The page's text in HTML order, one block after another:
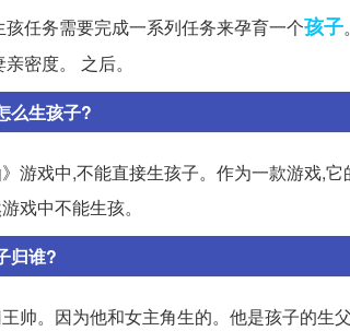
任务需要完成一系列任务来孕育一个孩子
密度。 之后。
么生孩子?
游戏中,不能直接生孩子。作为一款游戏,
戏中不能生孩。
归谁?
帅。因为他和女主角生的。他是孩子的生